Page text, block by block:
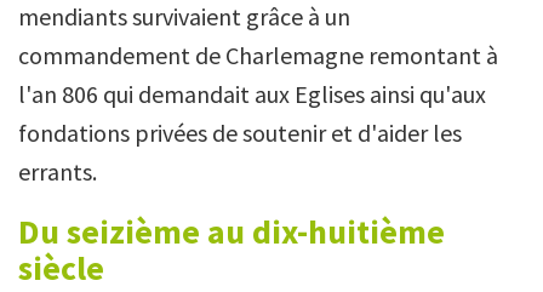
mendiants survivaient grâce à un
commandement de Charlemagne remontant à
l'an 806 qui demandait aux Eglises ainsi qu'aux
fondations privées de soutenir et d'aider les
errants.
Du seizième au dix-huitième
siècle